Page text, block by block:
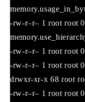
-rw-r–r– 1 root root
-rw-r–r– 1 root root
-rw-r–r– 1 root root
drwxr-xr-x 68 root
-rw-r–r– 1 root root